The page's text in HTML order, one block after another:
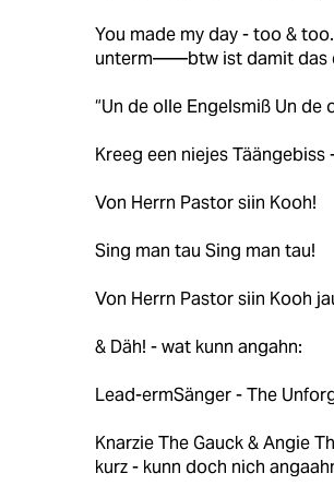
You made my day - too & too.
unterm——btw ist damit das
“Un de olle Engelsmiß Un de
Kreeg een niejes Täängebiss
Von Herrn Pastor siin Kooh!
Sing man tau Sing man tau!
Von Herrn Pastor siin Kooh
& Däh! - wat kunn angahn:
Lead-ermSänger - The
Knarzie The Gauck & Angie
kurz - kunn doch nich